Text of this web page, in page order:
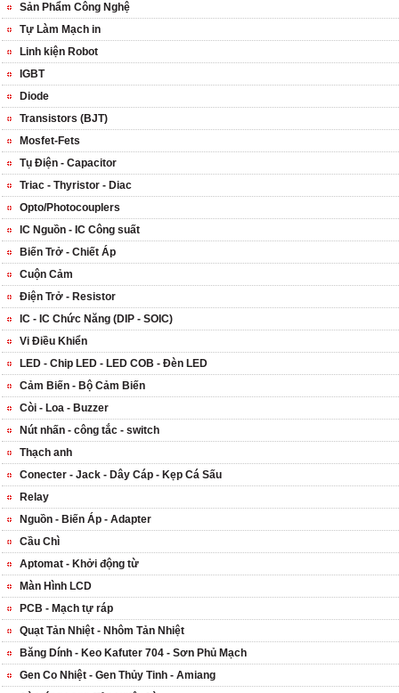
Sản Phẩm Công Nghệ
Tự Làm Mạch in
Linh kiện Robot
IGBT
Diode
Transistors (BJT)
Mosfet-Fets
Tụ Điện - Capacitor
Triac - Thyristor - Diac
Opto/Photocouplers
IC Nguồn - IC Công suất
Biến Trở - Chiết Áp
Cuộn Cảm
Điện Trở - Resistor
IC - IC Chức Năng (DIP - SOIC)
Vi Điều Khiển
LED - Chip LED - LED COB - Đèn LED
Cảm Biến - Bộ Cảm Biến
Còi - Loa - Buzzer
Nút nhấn - công tắc - switch
Thạch anh
Conecter - Jack - Dây Cáp - Kẹp Cá Sấu
Relay
Nguồn - Biến Áp - Adapter
Cầu Chì
Aptomat - Khởi động từ
Màn Hình LCD
PCB - Mạch tự ráp
Quạt Tản Nhiệt - Nhôm Tản Nhiệt
Băng Dính - Keo Kafuter 704 - Sơn Phủ Mạch
Gen Co Nhiệt - Gen Thủy Tinh - Amiang